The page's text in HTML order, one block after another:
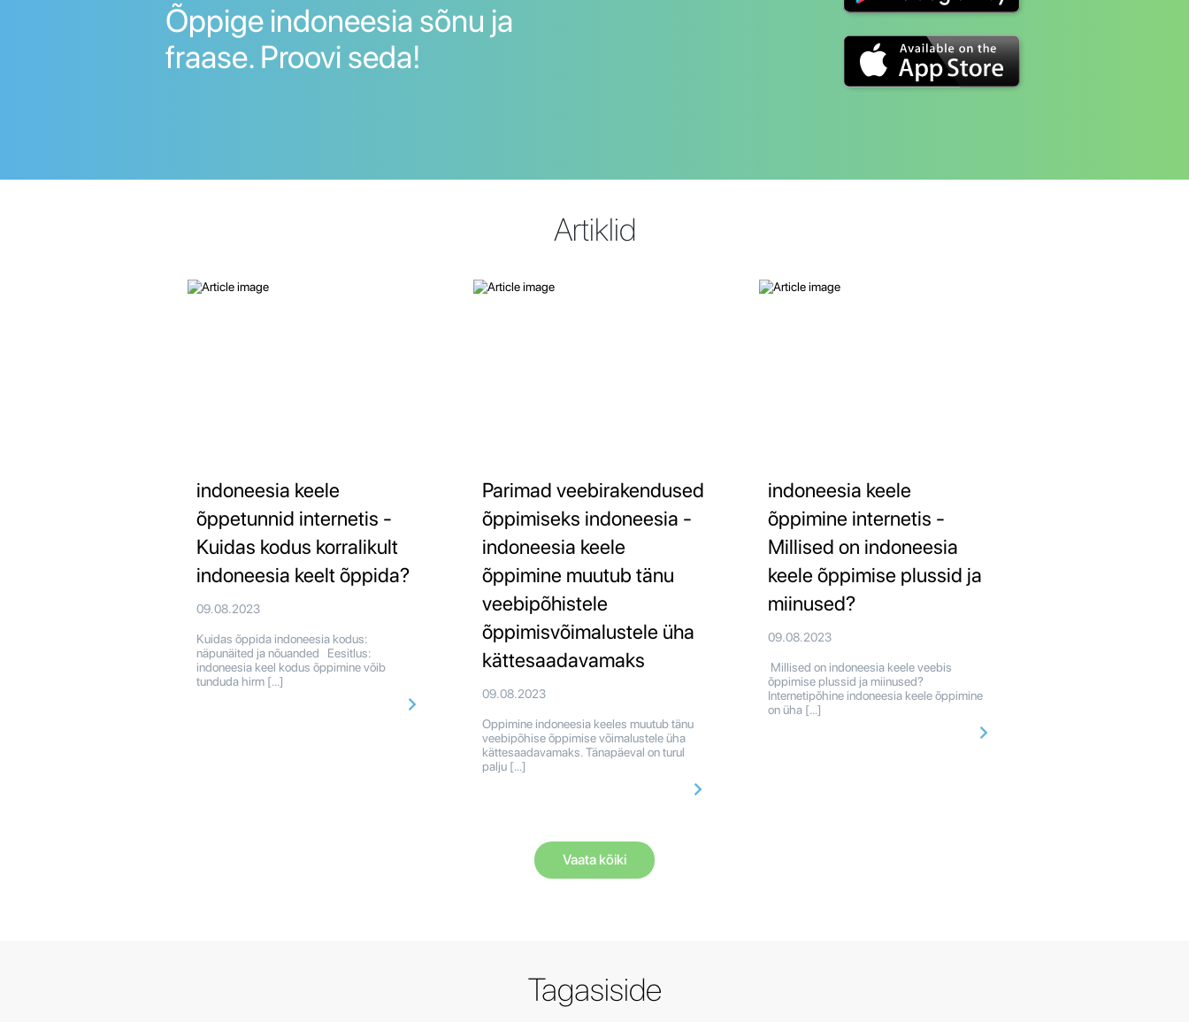
Õppige indoneesia sõnu ja
fraase. Proovi seda!
Artiklid
indoneesia keele
õppetunnid internetis -
Kuidas kodus korralikult
indoneesia keelt õppida?
09.08.2023
Kuidas õppida indoneesia kodus:
näpunäited ja nõuanded Eesitlus:
indoneesia keel kodus õppimine võib
tunduda hirm […]
Parimad veebirakendused
õppimiseks indoneesia -
indoneesia keele
õppimine muutub tänu
veebipõhistele
õppimisvõimalustele üha
kättesaadavamaks
09.08.2023
Oppimine indoneesia keeles muutub tänu
veebipõhise õppimise võimalustele üha
kättesaadavamaks. Tänapäeval on turul
palju […]
indoneesia keele
õppimine internetis -
Millised on indoneesia
keele õppimise plussid ja
miinused?
09.08.2023
Millised on indoneesia keele veebis
õppimise plussid ja miinused?
Internetipõhine indoneesia keele õppimine
on üha […]
Vaata kõiki
Tagasiside